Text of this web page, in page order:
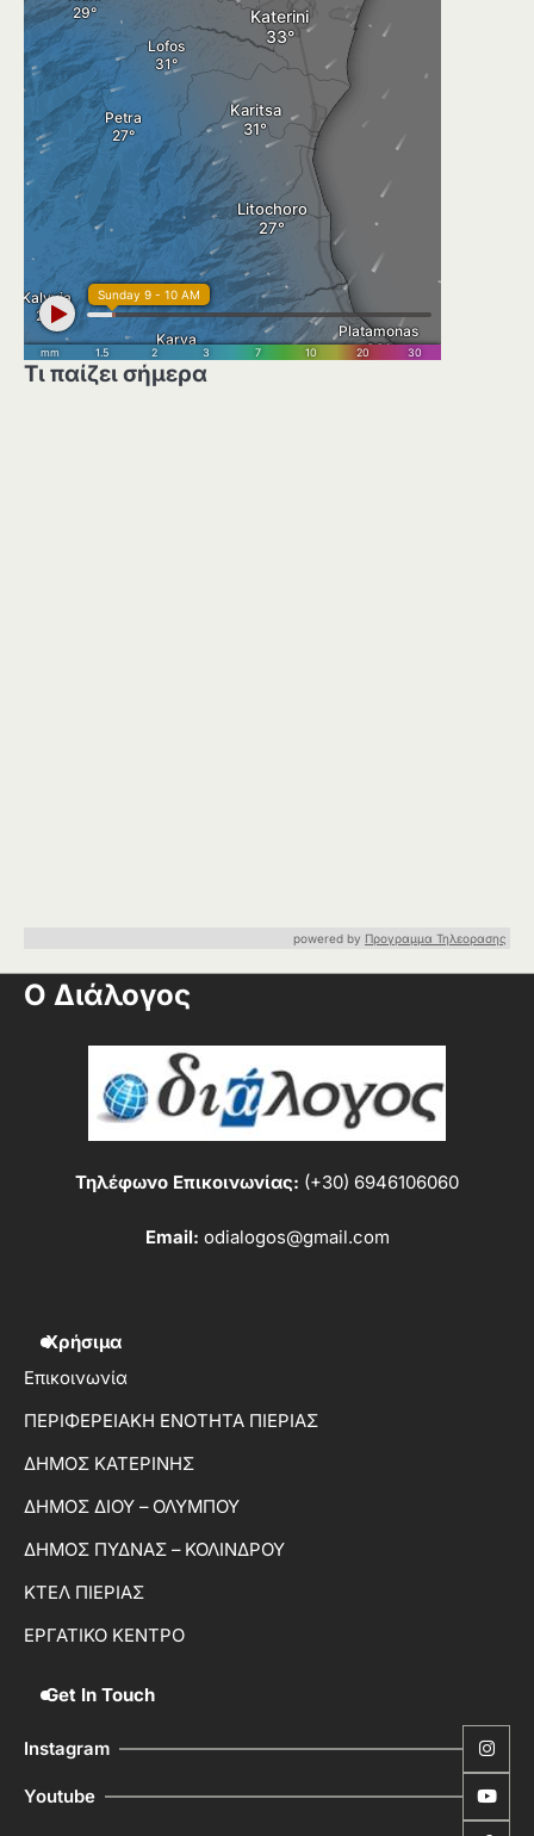
Τι παίζει σήμερα
powered by Προγραμμα Τηλεορασης
Ο Διάλογος
Τηλέφωνο Επικοινωνίας: (+30) 6946106060
Email: odialogos@gmail.com
Χρήσιμα
Επικοινωνία
ΠΕΡΙΦΕΡΕΙΑΚΗ ΕΝΟΤΗΤΑ ΠΙΕΡΙΑΣ
ΔΗΜΟΣ ΚΑΤΕΡΙΝΗΣ
ΔΗΜΟΣ ΔΙΟΥ – ΟΛΥΜΠΟΥ
ΔΗΜΟΣ ΠΥΔΝΑΣ – ΚΟΛΙΝΔΡΟΥ
ΚΤΕΛ ΠΙΕΡΙΑΣ
ΕΡΓΑΤΙΚΟ ΚΕΝΤΡΟ
Get In Touch
Instagram
Youtube